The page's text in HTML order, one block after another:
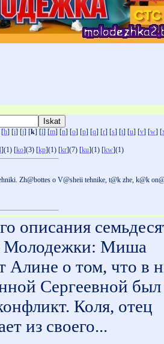
[h] [i] [j] [k] [l] [m] [n] [o] [p] [q] [r] [s] [t] [u] [v] [w] [
](1) [ko](3) [kp](1) [kr](7) [ku](1) [kw](1)
Zh@bottes o V@sheii tehnike, t@k zhe, k@k
описания
Молодежки: Миша
Алине о том, что в
Сергеевной был
Коля, отец
из своего...